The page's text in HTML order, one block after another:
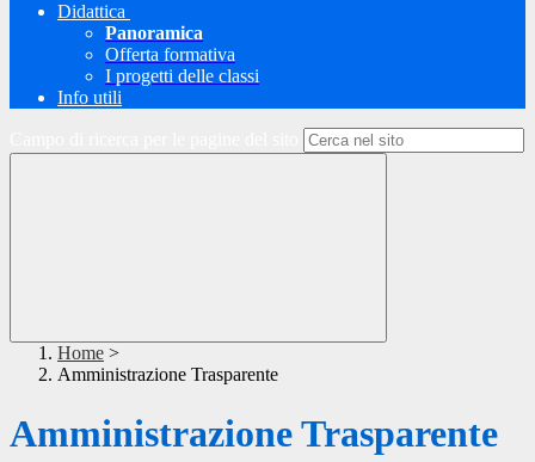
Didattica
Panoramica
Offerta formativa
I progetti delle classi
Info utili
Home >
Amministrazione Trasparente
Amministrazione Trasparente